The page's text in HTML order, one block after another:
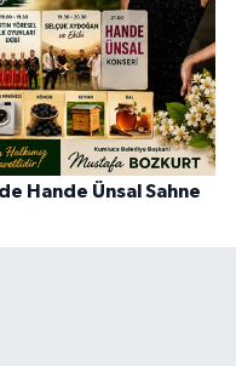
Hande Ünsal Sahne